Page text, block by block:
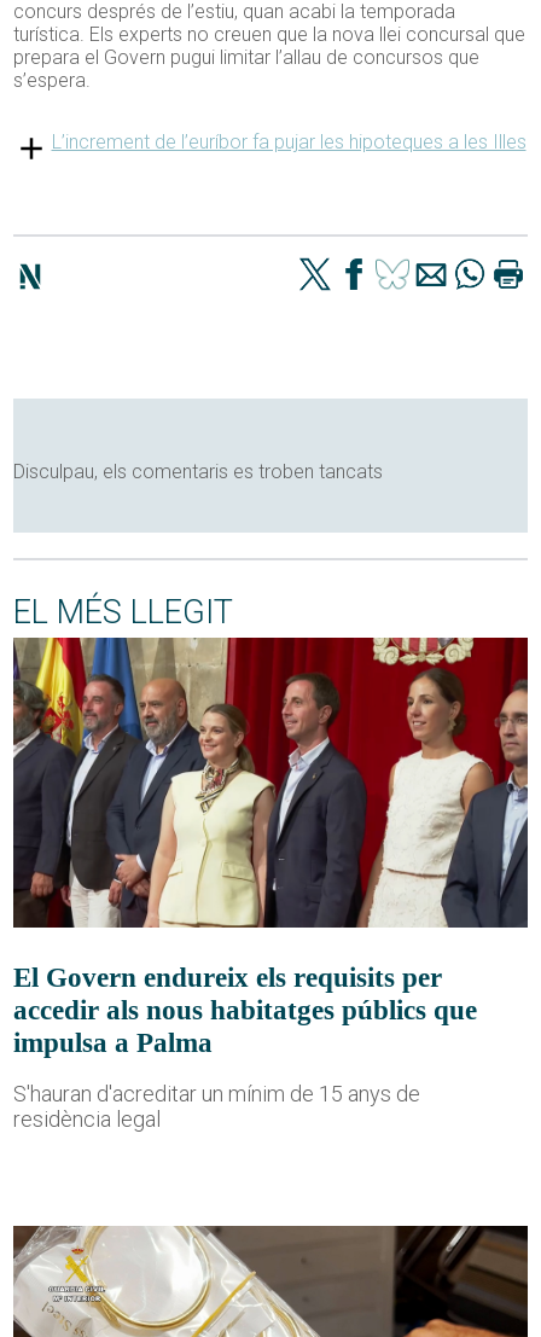
concurs després de l’estiu, quan acabi la temporada
turística. Els experts no creuen que la nova llei concursal que
prepara el Govern pugui limitar l’allau de concursos que
s’espera.
L’increment de l’euríbor fa pujar les hipoteques a les Illes
Disculpau, els comentaris es troben tancats
EL MÉS LLEGIT
El Govern endureix els requisits per
accedir als nous habitatges públics que
impulsa a Palma
S'hauran d'acreditar un mínim de 15 anys de
residència legal